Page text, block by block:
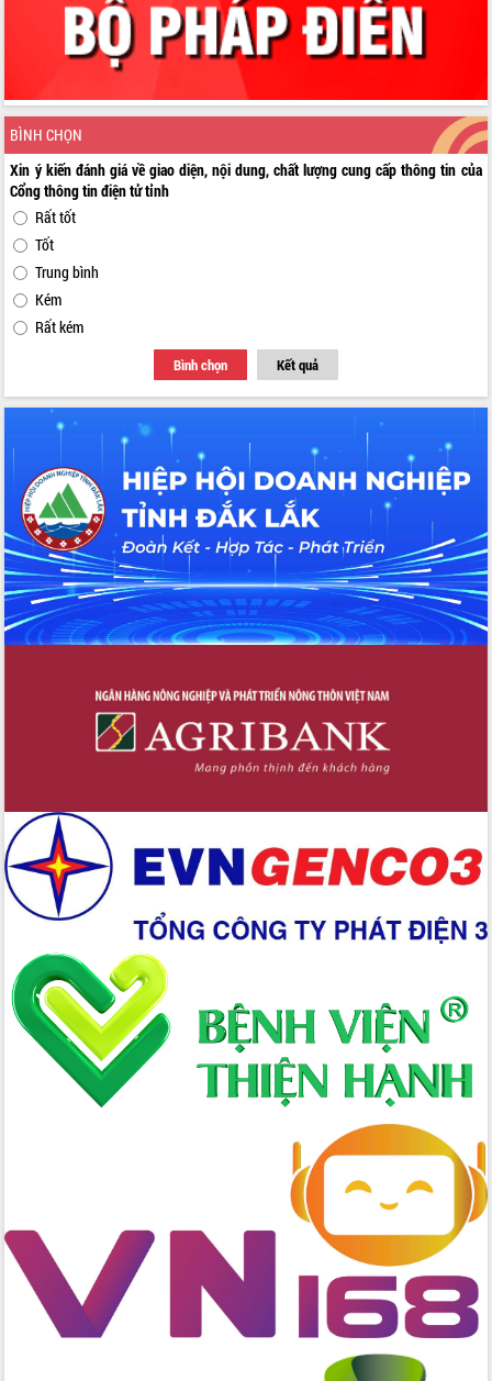
BÌNH CHỌN
Xin ý kiến đánh giá về giao diện, nội dung, chất lượng cung cấp thông tin của
Cổng thông tin điện tử tỉnh
Rất tốt
Tốt
Trung bình
Kém
Rất kém
Bình chọn Kết quả